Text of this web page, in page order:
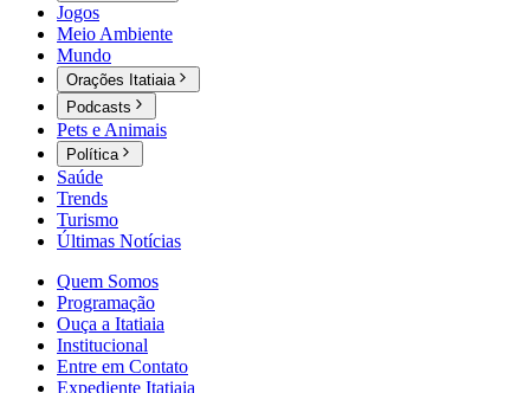
Jogos
Meio Ambiente
Mundo
Orações Itatiaia
Podcasts
Pets e Animais
Política
Saúde
Trends
Turismo
Últimas Notícias
Quem Somos
Programação
Ouça a Itatiaia
Institucional
Entre em Contato
Expediente Itatiaia